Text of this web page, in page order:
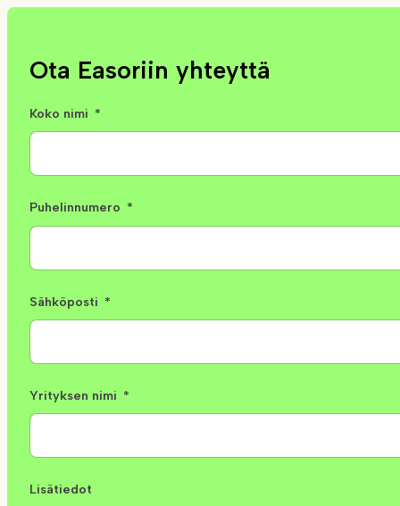
Ota Easoriin yhteyttä
Koko nimi
Puhelinnumero
Sähköposti
Yrityksen nimi
Lisätiedot